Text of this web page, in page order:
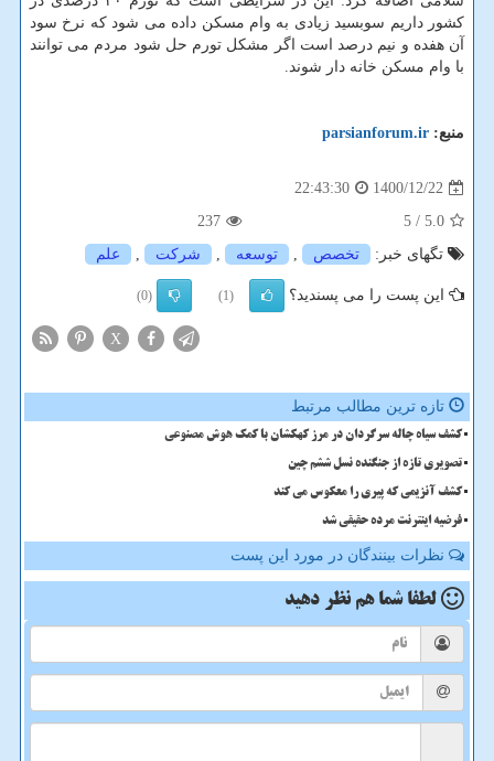
کشور داریم سوبسید زیادی به وام مسکن داده می شود که نرخ سود
آن هفده و نیم درصد است اگر مشکل تورم حل شود مردم می توانند
با وام مسکن خانه دار شوند.
منبع: parsianforum.ir
1400/12/22
22:43:30
5.0
/ 5
237
تگهای خبر:
تخصص , توسعه , شركت , علم
این پست را می پسندید؟ (1)
(0)
X
تازه ترین مطالب مرتبط
کشف سیاه چاله سرگردان در مرز کهکشان با کمک هوش مصنوعی
تصویری تازه از جنگنده نسل ششم چین
کشف آنزیمی که پیری را معکوس می کند
فرضیه اینترنت مرده حقیقی شد
نظرات بینندگان در مورد این پست
لطفا شما هم نظر دهید